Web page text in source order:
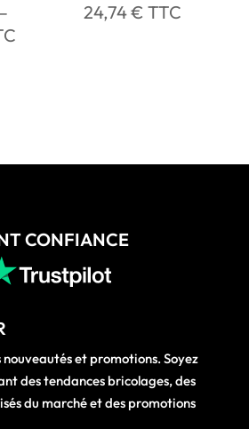
–
24,74€ TTC
CONFIANCE
nouveautés et promotions. Soyez
des tendances bricolages, des
du marché et des promotions